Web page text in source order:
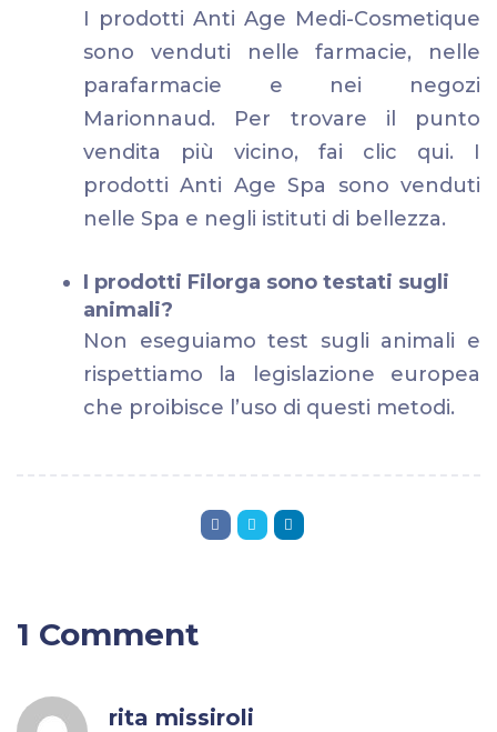
I prodotti Anti Age Medi-Cosmetique
sono venduti nelle farmacie, nelle
parafarmacie e nei negozi
Marionnaud. Per trovare il punto
vendita più vicino, fai clic qui. I
prodotti Anti Age Spa sono venduti
nelle Spa e negli istituti di bellezza.
I prodotti Filorga sono testati sugli
animali?
Non eseguiamo test sugli animali e
rispettiamo la legislazione europea
che proibisce l’uso di questi metodi.
1 Comment
rita missiroli